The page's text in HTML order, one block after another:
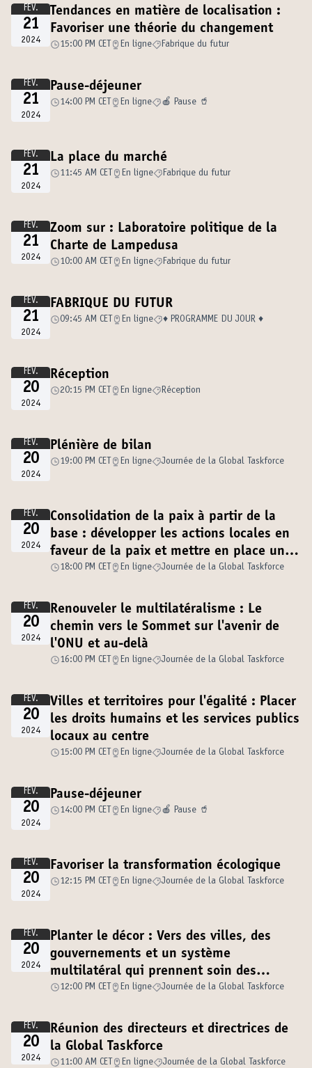
FÉV.
21
2024
Tendances en matière de localisation :
Favoriser une théorie du changement
15:00 PM CET En ligne Fabrique du futur
FÉV.
21
2024
Pause-déjeuner
14:00 PM CET En ligne 🍎 Pause 🥤
FÉV.
21
2024
La place du marché
11:45 AM CET En ligne Fabrique du futur
FÉV.
21
2024
Zoom sur : Laboratoire politique de la
Charte de Lampedusa
10:00 AM CET En ligne Fabrique du futur
FÉV.
21
2024
FABRIQUE DU FUTUR
09:45 AM CET En ligne ♦️ PROGRAMME DU JOUR ♦️
FÉV.
20
2024
Réception
20:15 PM CET En ligne Réception
FÉV.
20
2024
Plénière de bilan
19:00 PM CET En ligne Journée de la Global Taskforce
FÉV.
20
2024
Consolidation de la paix à partir de la
base : développer les actions locales en
faveur de la paix et mettre en place une
gouvernance solide
18:00 PM CET En ligne Journée de la Global Taskforce
FÉV.
20
2024
Renouveler le multilatéralisme : Le
chemin vers le Sommet sur l'avenir de
l'ONU et au-delà
16:00 PM CET En ligne Journée de la Global Taskforce
FÉV.
20
2024
Villes et territoires pour l'égalité : Placer
les droits humains et les services publics
locaux au centre
15:00 PM CET En ligne Journée de la Global Taskforce
FÉV.
20
2024
Pause-déjeuner
14:00 PM CET En ligne 🍎 Pause 🥤
FÉV.
20
2024
Favoriser la transformation écologique
12:15 PM CET En ligne Journée de la Global Taskforce
FÉV.
20
2024
Planter le décor : Vers des villes, des
gouvernements et un système
multilatéral qui prennent soin des
personnes, de la démocratie et de notre
12:00 PM CET En ligne Journée de la Global Taskforce
FÉV.
20
2024
Réunion des directeurs et directrices de
la Global Taskforce
11:00 AM CET En ligne Journée de la Global Taskforce